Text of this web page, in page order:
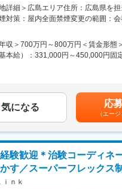
く、ライフイベントにも理解がある
す。
ての経験を積んだ後のキャリアパス
クトに参加して、幅広く経験値を高
囲：会社の定める業務
のある方や高齢者の方等に医療的ケ
補を募集します。
ンタビューをぜひご覧ください！
運営、売上管理
動
ス提供管理・保守
者様やご家族へのヒアリング、サ
ネージャーや医療機関、福祉事業
フの採用・指導・育成
ロジェクトへの参加
リアは選考時の希望を考慮の上、決
詳細＞広島エリア住所：広島県を
対策：屋内全面禁煙変更の範囲：
収＞700万円～800万円＜賃金形態
本給）：331,000円～450,000円固
：年2回※前職給与を考慮※経験・ス
おいて異なる※評価により昇格・昇給
当分が異なる※時間外手当は別途全
金額であり、選考を通じて上下す
)は固定手当を含めた表記です。
気になる 応
（エー
経験歓迎＊治験コーディ
す／スーパーフレックス
ｎｋ